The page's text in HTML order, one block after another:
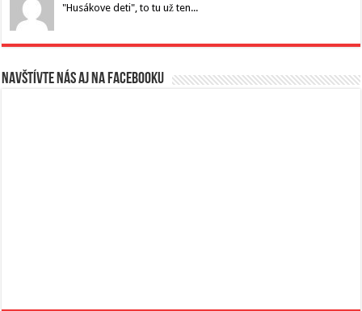
"Husákove deti", to tu už ten...
Navštívte nás aj na Facebooku